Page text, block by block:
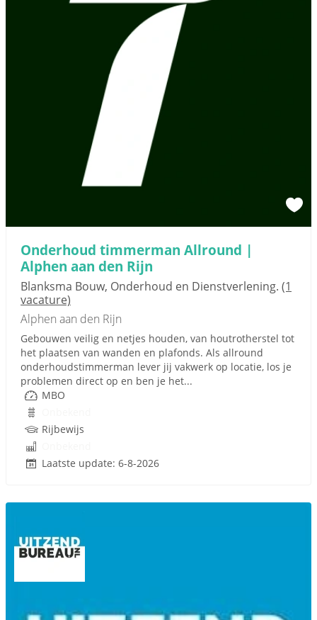
Onderhoud timmerman Allround |
Alphen aan den Rijn
Blanksma Bouw, Onderhoud en Dienstverlening. (1
vacature)
Alphen aan den Rijn
Gebouwen veilig en netjes houden, van houtrotherstel tot
het plaatsen van wanden en plafonds. Als allround
onderhoudstimmerman lever jij vakwerk op locatie, los je
problemen direct op en ben je het...
MBO
Rijbewijs
Laatste update: 6-8-2026